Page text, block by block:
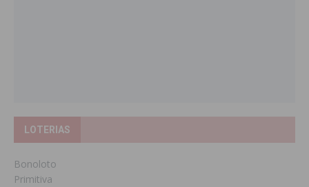
LOTERIAS
Bonoloto
Primitiva